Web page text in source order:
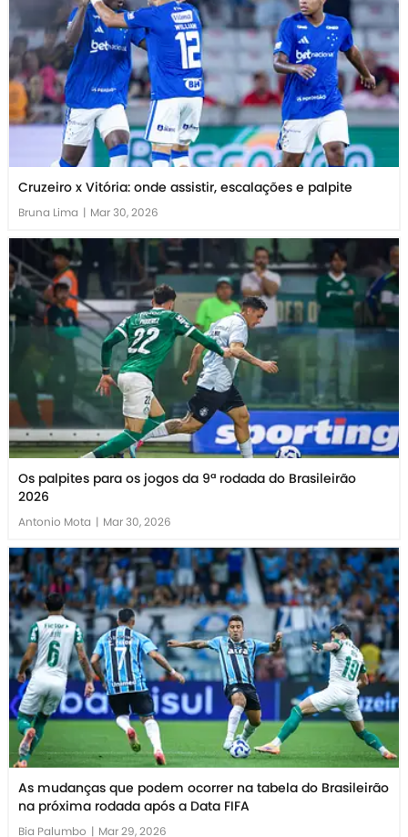
Cruzeiro x Vitória: onde assistir, escalações e palpite
Bruna Lima | Mar 30, 2026
Os palpites para os jogos da 9ª rodada do Brasileirão
2026
Antonio Mota | Mar 30, 2026
As mudanças que podem ocorrer na tabela do Brasileirão
na próxima rodada após a Data FIFA
Bia Palumbo | Mar 29, 2026